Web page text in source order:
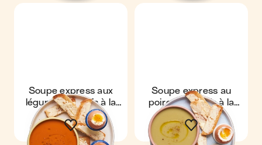
Soupe express aux
légumes & œufs à la
coque
Soupe express au
poireau & œufs à la
coque